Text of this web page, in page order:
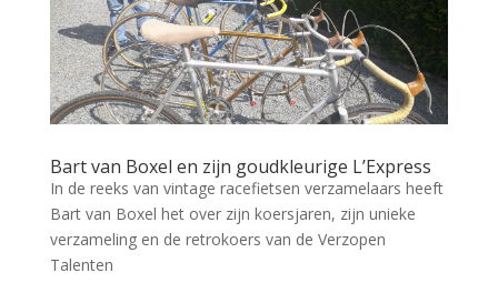
Bart van Boxel en zijn goudkleurige L’Express
In de reeks van vintage racefietsen verzamelaars heeft
Bart van Boxel het over zijn koersjaren, zijn unieke
verzameling en de retrokoers van de Verzopen
Talenten